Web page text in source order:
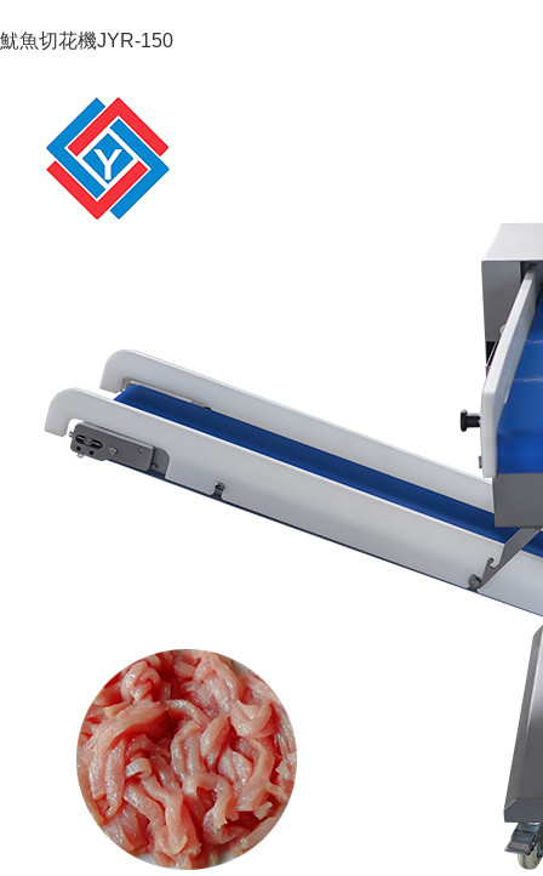
魷魚切花機JYR-150